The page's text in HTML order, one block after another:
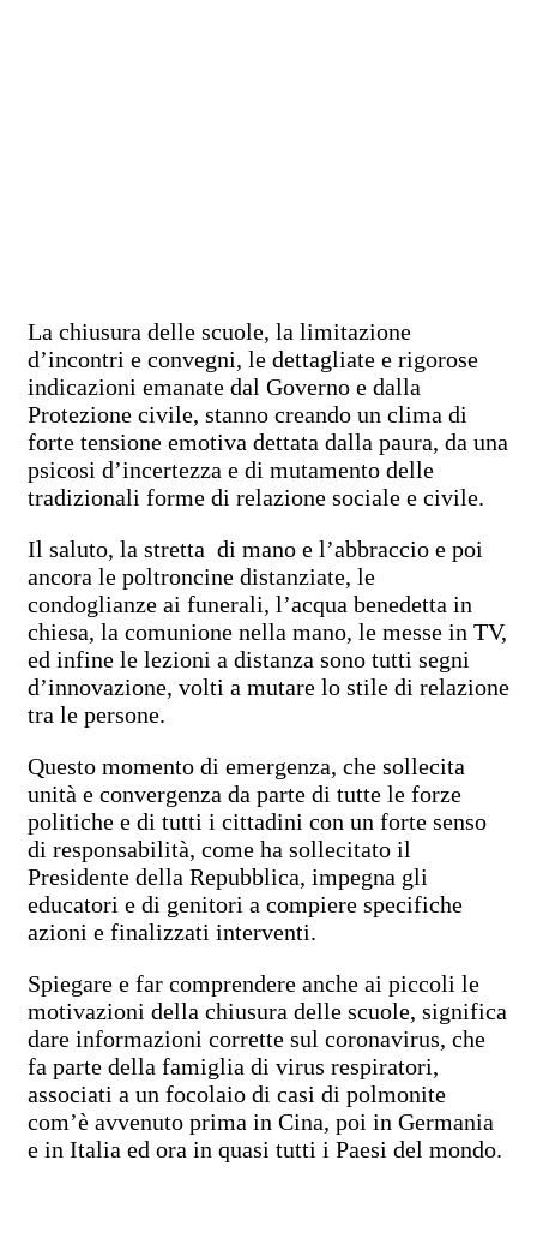
La chiusura delle scuole, la limitazione
d’incontri e convegni, le dettagliate e rigorose
indicazioni emanate dal Governo e dalla
Protezione civile, stanno creando un clima di
forte tensione emotiva dettata dalla paura, da una
psicosi d’incertezza e di mutamento delle
tradizionali forme di relazione sociale e civile.
Il saluto, la stretta di mano e l’abbraccio e poi
ancora le poltroncine distanziate, le
condoglianze ai funerali, l’acqua benedetta in
chiesa, la comunione nella mano, le messe in TV,
ed infine le lezioni a distanza sono tutti segni
d’innovazione, volti a mutare lo stile di relazione
tra le persone.
Questo momento di emergenza, che sollecita
unità e convergenza da parte di tutte le forze
politiche e di tutti i cittadini con un forte senso
di responsabilità, come ha sollecitato il
Presidente della Repubblica, impegna gli
educatori e di genitori a compiere specifiche
azioni e finalizzati interventi.
Spiegare e far comprendere anche ai piccoli le
motivazioni della chiusura delle scuole, significa
dare informazioni corrette sul coronavirus, che
fa parte della famiglia di virus respiratori,
associati a un focolaio di casi di polmonite
com’è avvenuto prima in Cina, poi in Germania
e in Italia ed ora in quasi tutti i Paesi del mondo.